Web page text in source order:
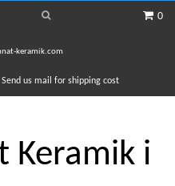
0
keramik.com
Send us mail for shipping cost
Keramik i